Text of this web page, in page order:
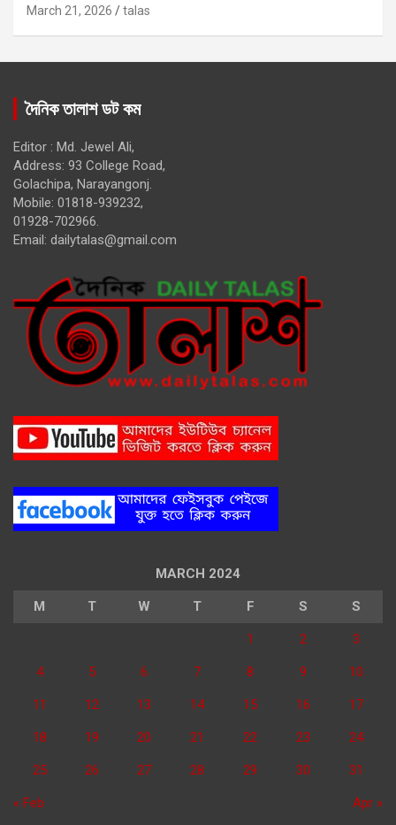
March 21, 2026 talas
দৈনিক তালাশ ডট কম
Editor : Md. Jewel Ali,
Address: 93 College Road,
Golachipa, Narayangonj.
Mobile: 01818-939232,
01928-702966.
Email: dailytalas@gmail.com
MARCH 2024
M T W T F S S
1 2 3
4 5 6 7 8 9 10
11 12 13 14 15 16 17
18 19 20 21 22 23 24
25 26 27 28 29 30 31
« Feb Apr »